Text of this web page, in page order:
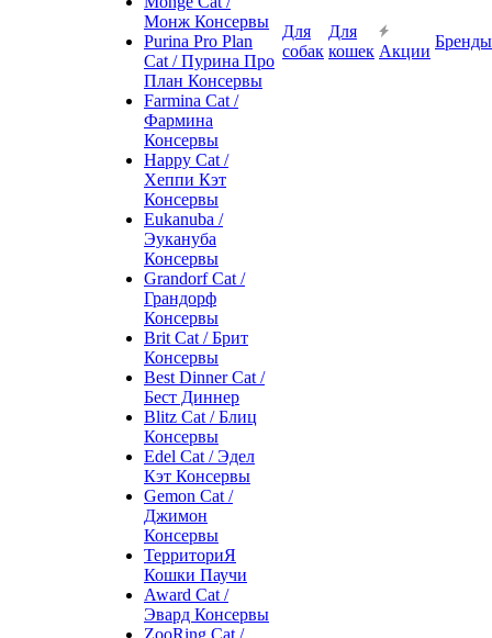
Монж Консервы
Purina Pro Plan
Cat / Пурина Про
План Консервы
Farmina Cat /
Фармина
Консервы
Happy Cat /
Хеппи Кэт
Консервы
Eukanuba /
Эукануба
Консервы
Grandorf Cat /
Грандорф
Консервы
Brit Cat / Брит
Консервы
Best Dinner Cat /
Бест Диннер
Blitz Cat / Блиц
Консервы
Edel Cat / Эдел
Кэт Консервы
Gemon Cat /
Джимон
Консервы
ТерриториЯ
Кошки Паучи
Award Cat /
Эвард Консервы
ZooRing Cat /
Для
собак
Для
кошек Акции
Бренды